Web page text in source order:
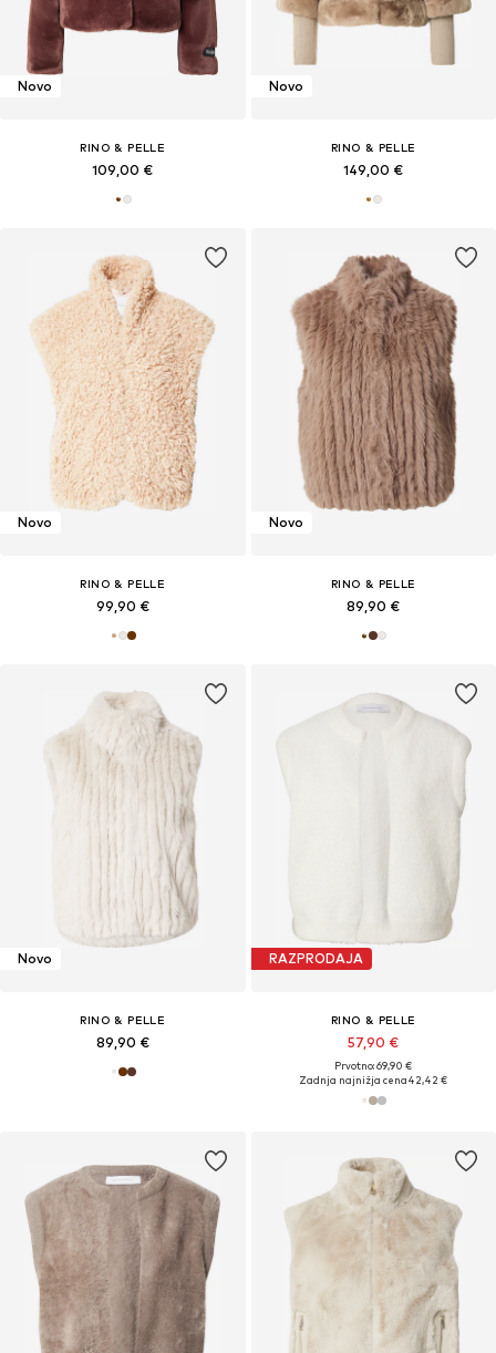
Novo
RINO & PELLE
109,00 €
Novo
RINO & PELLE
149,00 €
Novo
RINO & PELLE
99,90 €
Novo
RINO & PELLE
89,90 €
Novo
RINO & PELLE
89,90 €
RAZPRODAJA
RINO & PELLE
57,90 €
Prvotno: 69,90 €
Zadnja najnižja cena42,42 €